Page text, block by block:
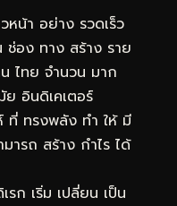
หน้า อย่าง รวดเร็ว
ช่อง ทาง สร้าง ราย
ไทย จำนวน มาก
อินดิเคเตอร์
ที่ ทรงพลัง ทำ ให้ มี
ารถ สร้าง กำไร ได้
ก เริ่ม เปลี่ยน เป็น